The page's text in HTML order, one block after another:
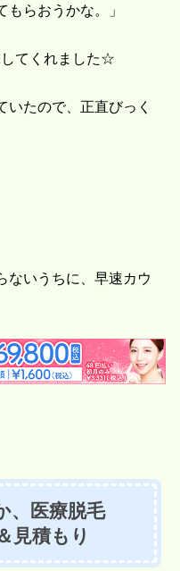
もらおうかな。」
してくれました☆
いたので、正直びっく
ないうちに、早速カウ
、医療脱毛
見積もり